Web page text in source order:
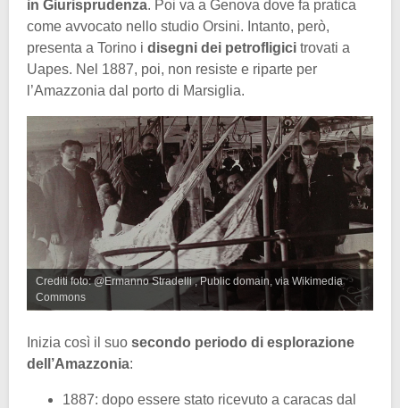
in Giurisprudenza. Poi va a Genova dove fa pratica
come avvocato nello studio Orsini. Intanto, però,
presenta a Torino i disegni dei petrofligici trovati a
Uapes. Nel 1887, poi, non resiste e riparte per
l’Amazzonia dal porto di Marsiglia.
Crediti foto: @Ermanno Stradelli , Public domain, via Wikimedia
Commons
Inizia così il suo secondo periodo di esplorazione
dell’Amazzonia:
1887: dopo essere stato ricevuto a caracas dal